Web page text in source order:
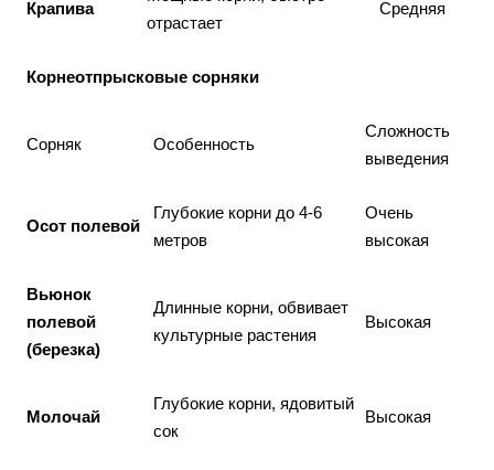
Крапива
отрастает
Средняя
Корнеотпрысковые сорняки
Сорняк Особенность
Сложность
выведения
Осот полевой
Глубокие корни до 4-6
метров
Очень
высокая
Вьюнок
полевой
(березка)
Длинные корни, обвивает
культурные растения
Высокая
Молочай
Глубокие корни, ядовитый
сок
Высокая